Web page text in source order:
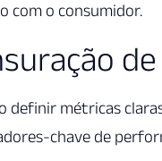
com o consumidor.
definir métricas
chave de